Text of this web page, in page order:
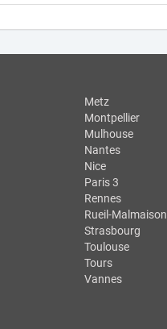
Metz
Montpellier
Mulhouse
Nantes
Nice
Paris 3
Rennes
Rueil-Malmaison
Strasbourg
Toulouse
Tours
Vannes